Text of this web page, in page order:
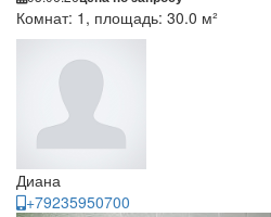
Комнат: 1, площадь: 30.0 м²
Диана
+79235950700